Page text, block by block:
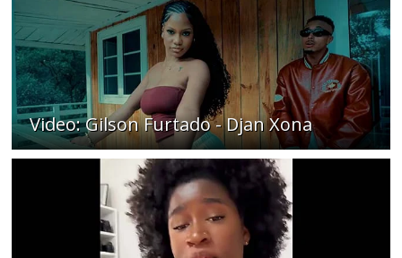
Video: Gilson Furtado - Djan Xona